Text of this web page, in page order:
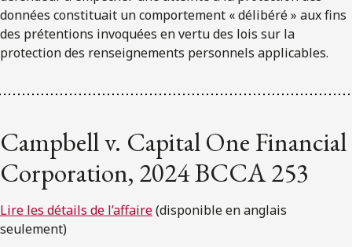
données constituait un comportement « délibéré » aux fins
des prétentions invoquées en vertu des lois sur la
protection des renseignements personnels applicables.
Campbell v. Capital One Financial
Corporation, 2024 BCCA 253
Lire les détails de l’affaire(disponible en anglais
seulement)